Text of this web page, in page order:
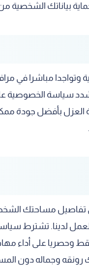
بياناتك الشخصية
وتواجدا مباشرا
سياسة
العزل بأفضل
تفاصيل مساحتك
لدينا. تشترط
على أداء
رونقه وجماله دون